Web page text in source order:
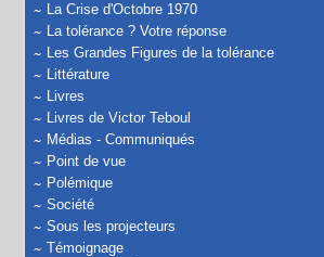
La Crise d'Octobre 1970
La tolérance ? Votre réponse
Les Grandes Figures de la tolérance
Littérature
Livres
Livres de Victor Teboul
Médias - Communiqués
Point de vue
Polémique
Société
Sous les projecteurs
Témoignage